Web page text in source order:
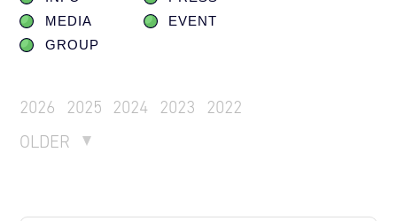
MEDIA
EVENT
GROUP
2026 2025 2024 2023
2022
OLDER